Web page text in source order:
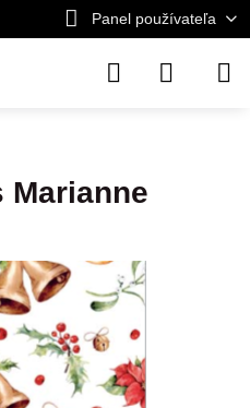
Panel používateľa
Marianne